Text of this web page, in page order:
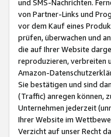
und SMS-Nachrichten.
von Partner-Links und
vor dem Kauf eines
prüfen, überwachen und
die auf Ihrer Website
reproduzieren, verbreiten
Amazon-
Sie bestätigen und sind
(Traffic) anregen können,
Unternehmen jederzeit
Ihrer Website im
Verzicht auf unser Recht